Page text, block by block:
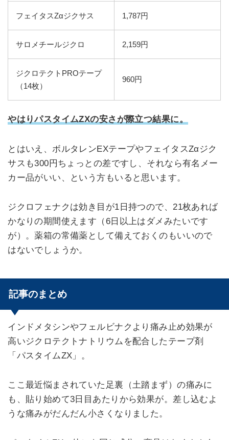
フェイタスZαジクサス 1,787円
サロメチールジクロ 2,159円
ジクロテクトPROテープ
（14枚）
960円
やはりパスタイムZXの安さが際立つ結果に。
とはいえ、ボルタレンEXテープやフェイタスZαジク
サスも300円ちょっとの差ですし、それなら有名メー
カー品がいい、という方もいると思います。
ジクロフェナクは効き目が1日持つので、21枚あれば
かなりの期間使えます（6日以上はダメみたいです
が）。薬箱の常備薬として備えておくのもいいので
はないでしょうか。
記事のまとめ
インドメタシンやフェルビナクより痛み止め効果が
高いジクロテクトナトリウムを配合したテープ剤
「パスタイムZX」。
ここ最近悩まされていた足裏（土踏まず）の痛みに
も、貼り始めて3日目あたりから効果が。差し込むよ
うな痛みがだんだん小さくなりました。